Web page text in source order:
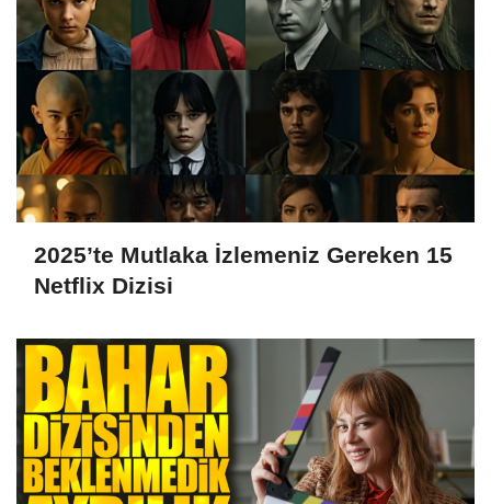
2025’te Mutlaka İzlemeniz Gereken 15
Netflix Dizisi